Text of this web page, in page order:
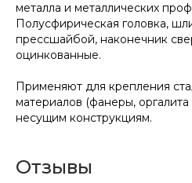
металла и металлических
Полусфирическая головка,
прессшайбой, наконечник
оцинкованные.
Применяют для крепления
материалов (фанеры,
несущим конструкциям.
Отзывы